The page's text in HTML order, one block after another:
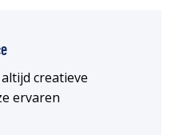
creatieve
ervaren